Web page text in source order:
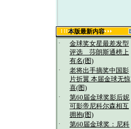
本版最新内容
·
金球奖女星最差发型
评选 莎朗斯通榜上
有名(图)
·
老将出手摘奖中国影
片折翼 本届金球无惊
喜(图)
·
第60届金球奖影后妮
可影帝尼科尔森相互
拥抱(图)
·
第60届金球奖：尼科